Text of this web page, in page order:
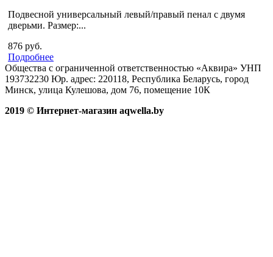
Подвесной универсальный левый/правый пенал с двумя
дверьми. Размер:...
876 руб.
Подробнее
Общества с ограниченной ответственностью «Аквира» УНП
193732230 Юр. адрес: 220118, Республика Беларусь, город
Минск, улица Кулешова, дом 76, помещение 10К
2019 © Интернет-магазин aqwella.by